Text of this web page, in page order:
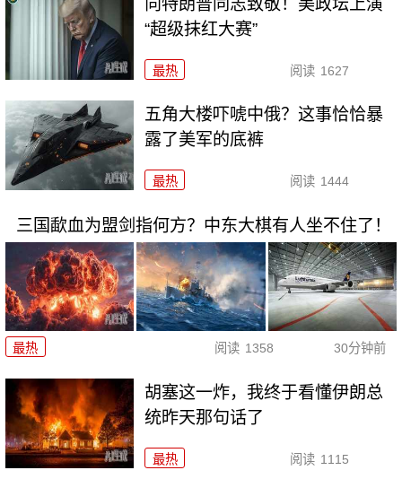
“超级抹红大赛”
最热 阅读 1627
五角大楼吓唬中俄？这事恰恰暴
露了美军的底裤
最热 阅读 1444
三国歃血为盟剑指何方？中东大棋有人坐不住了！
最热 阅读 1358 30分钟前
胡塞这一炸，我终于看懂伊朗总
统昨天那句话了
最热 阅读 1115